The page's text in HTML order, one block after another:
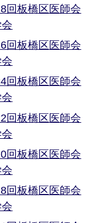
回板橋区医師会
回板橋区医師会
回板橋区医師会
回板橋区医師会
回板橋区医師会
回板橋区医師会